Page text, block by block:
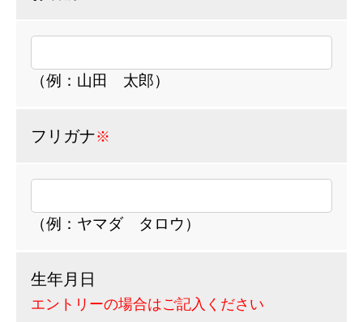
（例：山田 太郎）
フリガナ※
（例：ヤマダ タロウ）
生年月日
エントリーの場合はご記入ください